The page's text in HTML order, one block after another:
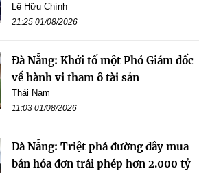
Lê Hữu Chính
21:25 01/08/2026
Đà Nẵng: Khởi tố một Phó Giám đốc
về hành vi tham ô tài sản
Thái Nam
11:03 01/08/2026
Đà Nẵng: Triệt phá đường dây mua
bán hóa đơn trái phép hơn 2.000 tỷ